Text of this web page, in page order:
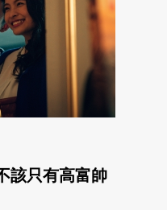
該只有高富帥